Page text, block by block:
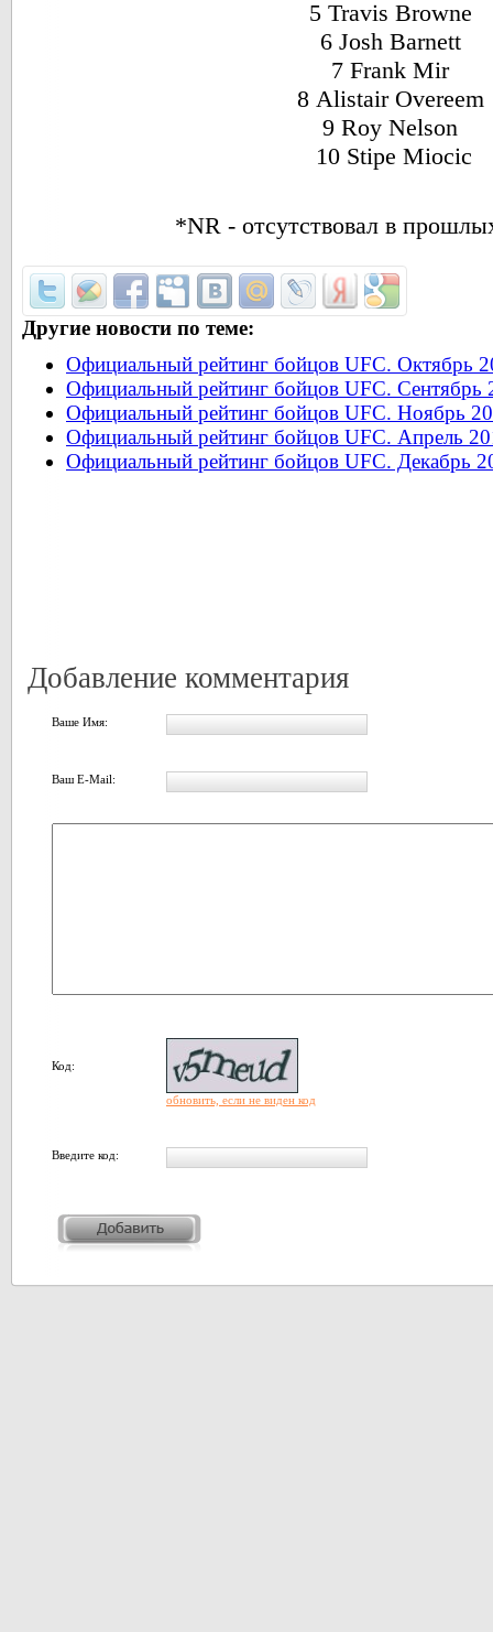
5 Travis Browne
6 Josh Barnett
7 Frank Mir
8 Alistair Overeem
9 Roy Nelson
10 Stipe Miocic
*NR - отсутствовал в
Другие новости по теме:
Официальный рейтинг бойцов UFC. Октябрь
Официальный рейтинг бойцов UFC. Сентябрь
Официальный рейтинг бойцов UFC. Ноябрь
Официальный рейтинг бойцов UFC. Апрель
Официальный рейтинг бойцов UFC. Декабрь
Добавление комментария
Ваше Имя:
Ваш E-Mail:
Код:
обновить, если не виден код
Введите код: